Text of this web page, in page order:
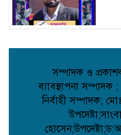
সম্পাদক ও
ব্যাবস্থাপনা
নির্বাহী সম্পাদক;